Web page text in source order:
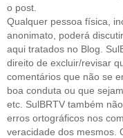
o post.
Qualquer pessoa física,
anonimato, poderá
aqui tratados no Blog.
direito de excluir/revisar
comentários que não se
boa conduta ou que
etc. SulBRTV também
erros ortográficos nos
veracidade dos mesmos.